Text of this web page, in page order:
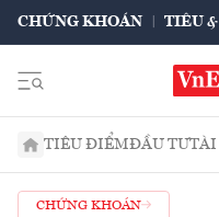
CHỨNG KHOÁN TIÊU
TIÊU ĐIỂMĐẦU TƯTÀI
CHỨNG KHOÁN